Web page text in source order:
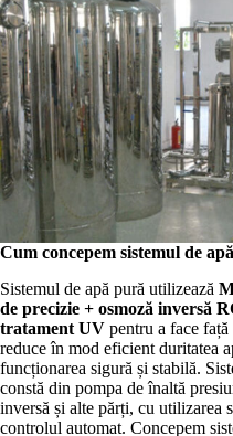
Cum concepem sistemul de
Sistemul de apă pură utilizează
de precizie + osmoză inversă
tratament UV pentru a face
reduce în mod eficient duritatea
funcționarea sigură și stabilă.
constă din pompa de înaltă
inversă și alte părți, cu utilizarea
controlul automat. Concepem